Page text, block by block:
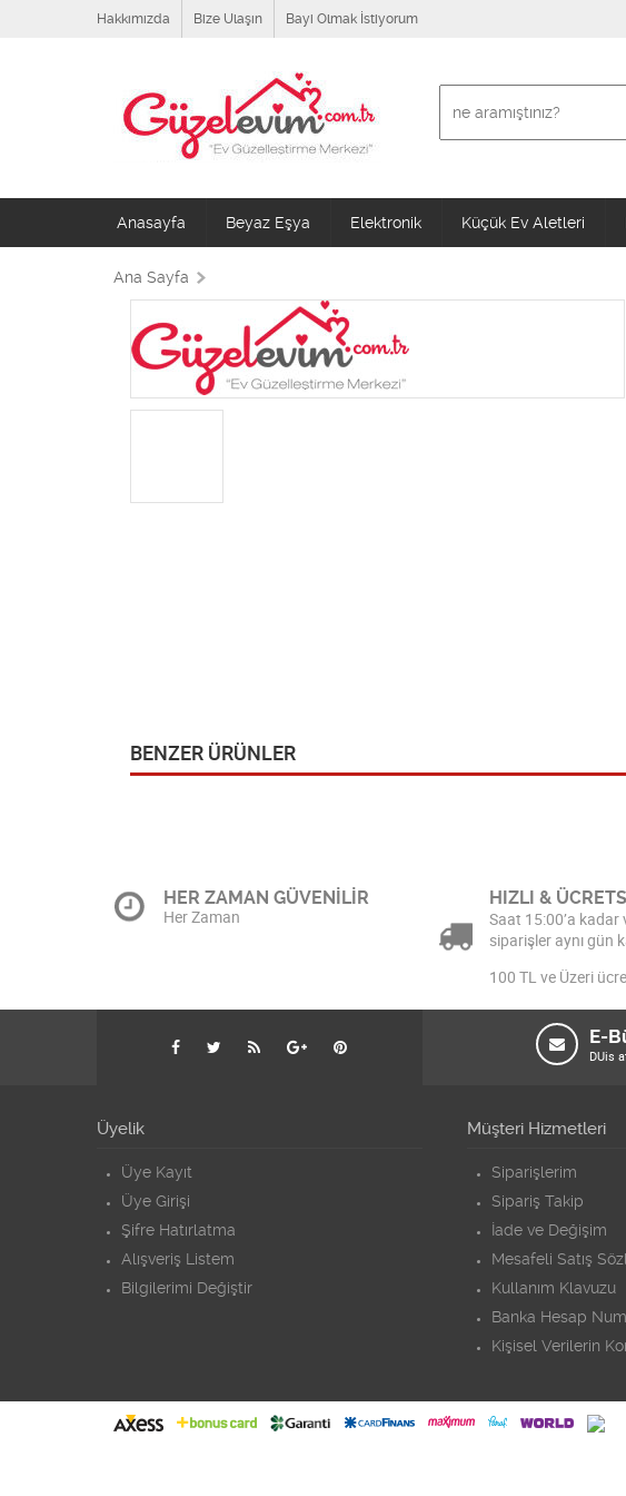
Hakkımızda Bize Ulaşın Bayi Olmak İstiyorum
Anasayfa Beyaz Eşya Elektronik Küçük Ev Aletleri
Ana Sayfa
BENZER ÜRÜNLER
HER ZAMAN GÜVENİLİR
Her Zaman
HIZLI &
Saat 15:00’a kadar
siparişler aynı gün
100 TL ve Üzeri
E-
DUis
Üyelik
Üye Kayıt
Üye Girişi
Şifre Hatırlatma
Alışveriş Listem
Bilgilerimi Değiştir
Müşteri Hizmetleri
Siparişlerim
Sipariş Takip
İade ve Değişim
Mesafeli Satış
Kullanım Klavuzu
Banka Hesap
Kişisel Verilerin